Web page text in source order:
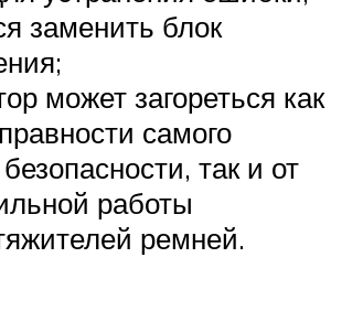
заменить блок
может загореться как
самого
так и от
работы
ремней.